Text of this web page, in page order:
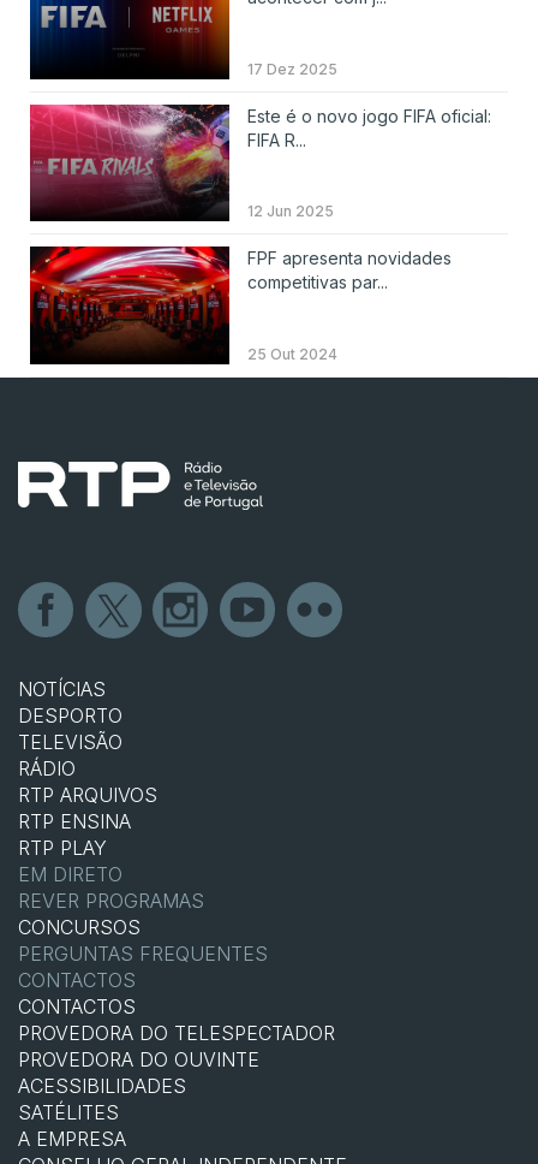
17 Dez 2025
Este é o novo jogo FIFA oficial:
FIFA R...
12 Jun 2025
FPF apresenta novidades
competitivas par...
25 Out 2024
NOTÍCIAS
DESPORTO
TELEVISÃO
RÁDIO
RTP ARQUIVOS
RTP ENSINA
RTP PLAY
EM DIRETO
REVER PROGRAMAS
CONCURSOS
PERGUNTAS FREQUENTES
CONTACTOS
CONTACTOS
PROVEDORA DO TELESPECTADOR
PROVEDORA DO OUVINTE
ACESSIBILIDADES
SATÉLITES
A EMPRESA